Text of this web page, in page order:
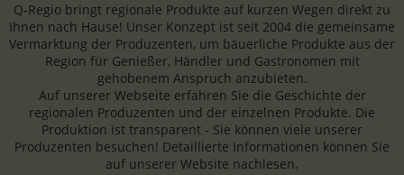
Q-Regio bringt regionale Produkte auf kurzen Wegen direkt zu
Ihnen nach Hause! Unser Konzept ist seit 2004 die gemeinsame
Vermarktung der Produzenten, um bäuerliche Produkte aus der
Region für Genießer, Händler und Gastronomen mit
gehobenem Anspruch anzubieten.
Auf unserer Webseite erfahren Sie die Geschichte der
regionalen Produzenten und der einzelnen Produkte. Die
Produktion ist transparent - Sie können viele unserer
Produzenten besuchen! Detaillierte Informationen können Sie
auf unserer Website nachlesen.